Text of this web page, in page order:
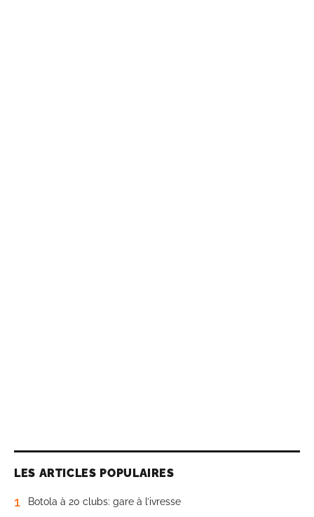
LES ARTICLES POPULAIRES
1 Botola à 20 clubs: gare à l’ivresse